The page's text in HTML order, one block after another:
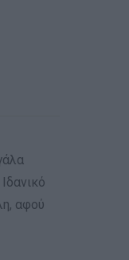
αφού